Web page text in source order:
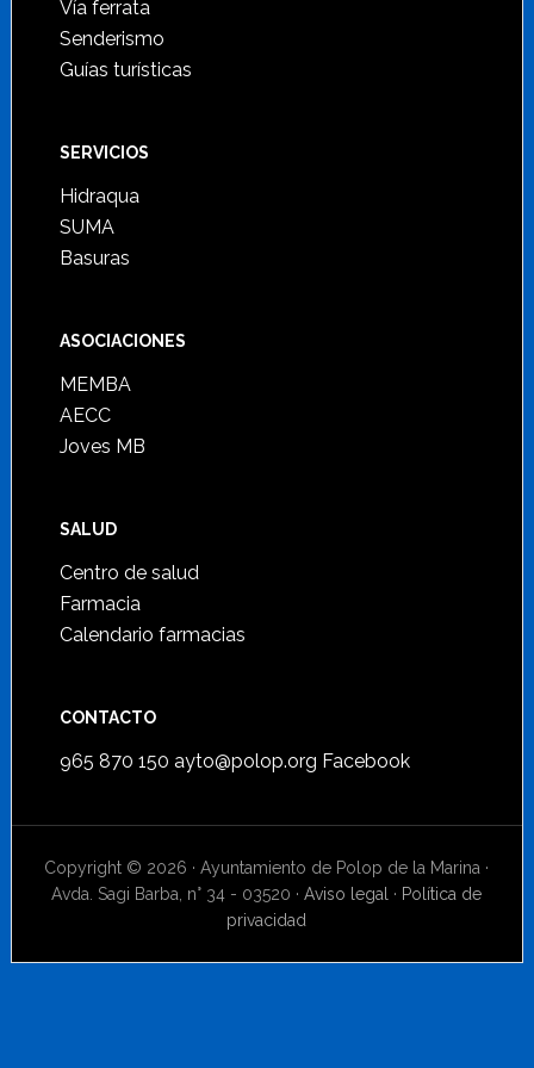
Vía ferrata
Senderismo
Guías turísticas
SERVICIOS
Hidraqua
SUMA
Basuras
ASOCIACIONES
MEMBA
AECC
Joves MB
SALUD
Centro de salud
Farmacia
Calendario farmacias
CONTACTO
965 870 150 ayto@polop.org Facebook
Copyright © 2026 · Ayuntamiento de Polop de la Marina ·
Avda. Sagi Barba, n° 34 - 03520 ·Aviso legal · Política de
privacidad